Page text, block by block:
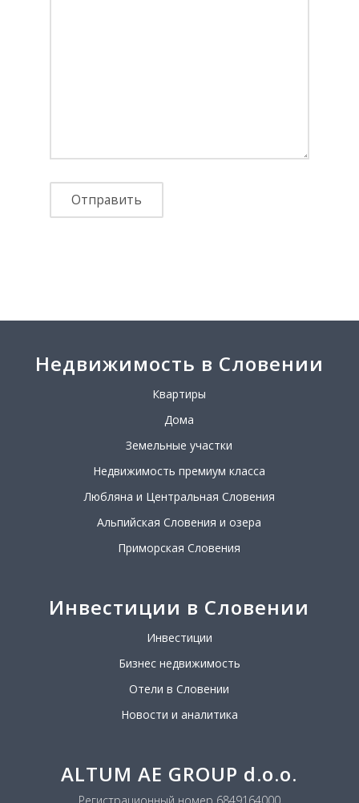
Недвижимость в Словении
Квартиры
Дома
Земельные участки
Недвижимость премиум класса
Любляна и Центральная Словения
Альпийская Словения и озера
Приморская Словения
Инвестиции в Словении
Инвестиции
Бизнес недвижимость
Отели в Словении
Новости и аналитика
ALTUM AE GROUP d.o.o.